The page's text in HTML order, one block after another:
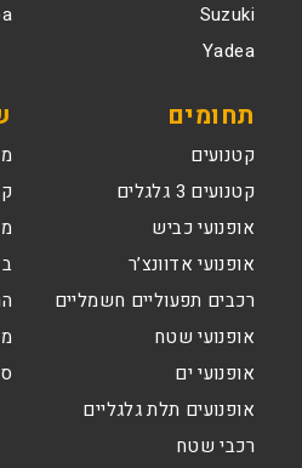
Suzuki
Yadea
תחומים
קטנועים
קטנועים 3 גלגלים
אופנועי כביש
אופנועי אדוונצ’ר
רכבים תפעוליים חשמליים
אופנועי שטח
אופנועי ים
אופנועים תלת גלגליים
רכבי שטח